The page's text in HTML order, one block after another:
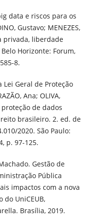
data e riscos para os
Gustavo; MENEZES,
privada, liberdade
Horizonte: Forum,
8.
Lei Geral de Proteção
Ana; OLIVA,
de dados
brasileiro. 2. ed. de
2020. São Paulo:
p. 97-125.
Gestão de
Pública
impactos com a nova
do UniCEUB,
Brasília, 2019.